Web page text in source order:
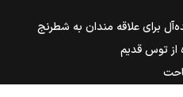
برای علاقه مندان به شطرنج
از توس قدیم